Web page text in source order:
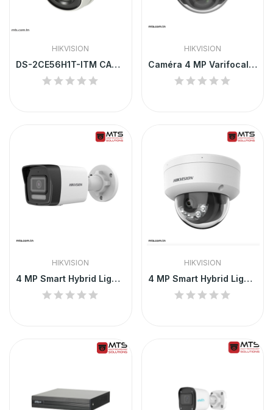
HIKVISION
DS-2CE56H1T-ITM CAMERA HD HIKVISION DOME 5MP IR...
HIKVISION
Caméra 4 MP Varifocal dome network
HIKVISION
4 MP Smart Hybrid Light Fixed Bullet Network...
HIKVISION
4 MP Smart Hybrid Light Fixed Dome Network Camera